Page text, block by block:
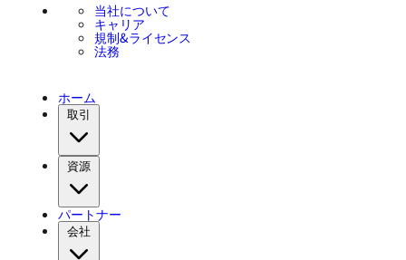
当社について
キャリア
規制&ライセンス
法務
ホーム
取引
資源
パートナー
会社